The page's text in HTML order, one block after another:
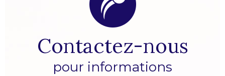
Contactez-nous
pour informations